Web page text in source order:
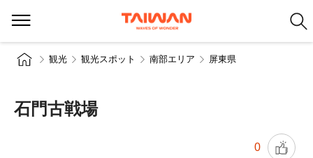
観光 観光スポット 南部エリア 屏東県
石門古戦場
0